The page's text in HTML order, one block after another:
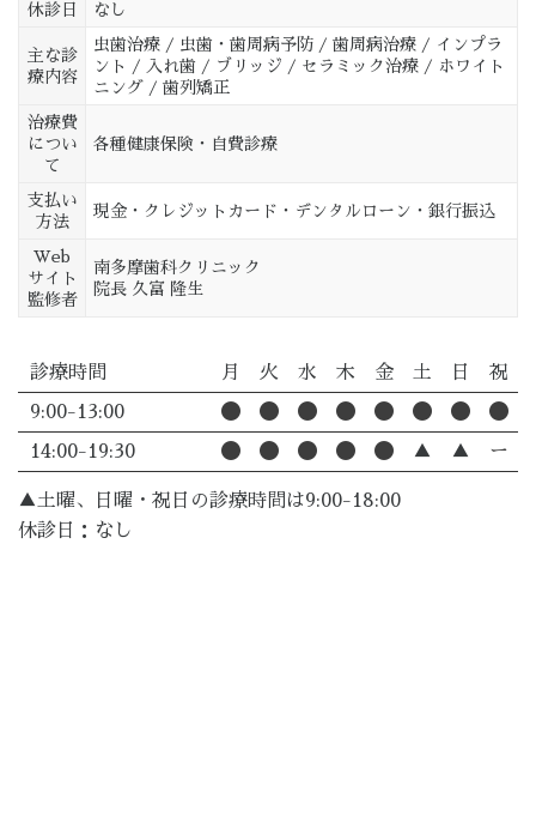
休診日 なし
主な診
療内容
虫歯治療 / 虫歯・歯周病予防 / 歯周病治療 / インプラ
ント / 入れ歯 / ブリッジ / セラミック治療 / ホワイト
ニング / 歯列矯正
治療費
につい
て
各種健康保険・自費診療
支払い
方法
現金・クレジットカード・デンタルローン・銀行振込
Web
サイト
監修者
南多摩歯科クリニック
院長 久富 隆生
診療時間 月 火 水 木 金 土 日 祝
9:00-13:00
14:00-19:30 ▲ ▲ ー
▲土曜、日曜・祝日の診療時間は9:00-18:00
休診日：なし